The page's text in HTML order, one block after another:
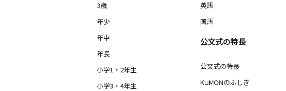
3歳
年少
年中
年長
小学1・2年生
小学3・4年生
英語
国語
公文式の特長
公文式の特長
KUMONのふしぎ